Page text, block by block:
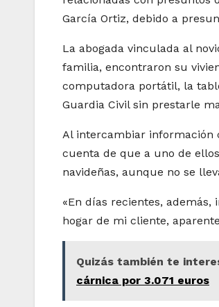
García Ortiz, debido a
La abogada vinculada al
familia, encontraron su
computadora portátil, la
Guardia Civil sin prestarle
Al intercambiar información
cuenta de que a uno de
navideñas, aunque no se
«En días recientes,
hogar de mi cliente,
Quizás también te
cárnica por 3.071 euros